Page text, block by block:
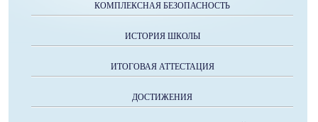
КОМПЛЕКСНАЯ БЕЗОПАСНОСТЬ
ИСТОРИЯ ШКОЛЫ
ИТОГОВАЯ АТТЕСТАЦИЯ
ДОСТИЖЕНИЯ